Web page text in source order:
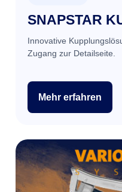
SNAPSTAR
Innovative
Zugang zur Detailseite.
Mehr erfahren